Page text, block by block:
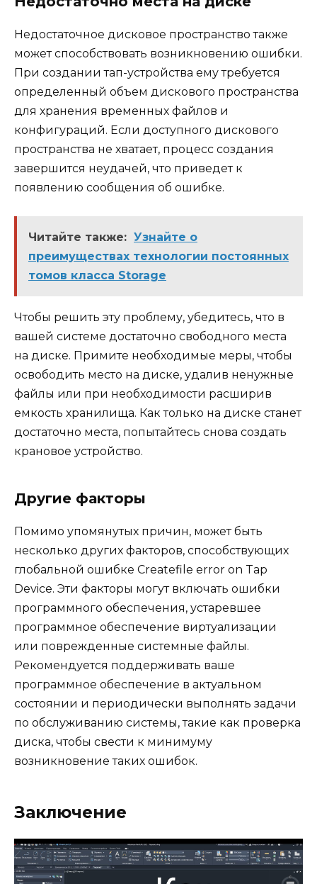
Недостаточное дисковое пространство также
может способствовать возникновению ошибки.
При создании тап-устройства ему требуется
определенный объем дискового пространства
для хранения временных файлов и
конфигураций. Если доступного дискового
пространства не хватает, процесс создания
завершится неудачей, что приведет к
появлению сообщения об ошибке.
Читайте также: Узнайте о
преимуществах технологии постоянных
томов класса Storage
Чтобы решить эту проблему, убедитесь, что в
вашей системе достаточно свободного места
на диске. Примите необходимые меры, чтобы
освободить место на диске, удалив ненужные
файлы или при необходимости расширив
емкость хранилища. Как только на диске станет
достаточно места, попытайтесь снова создать
крановое устройство.
Другие факторы
Помимо упомянутых причин, может быть
несколько других факторов, способствующих
глобальной ошибке Createfile error on Tap
Device. Эти факторы могут включать ошибки
программного обеспечения, устаревшее
программное обеспечение виртуализации
или поврежденные системные файлы.
Рекомендуется поддерживать ваше
программное обеспечение в актуальном
состоянии и периодически выполнять задачи
по обслуживанию системы, такие как проверка
диска, чтобы свести к минимуму
возникновение таких ошибок.
Заключение